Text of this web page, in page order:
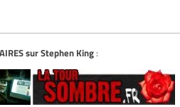
sur Stephen King: